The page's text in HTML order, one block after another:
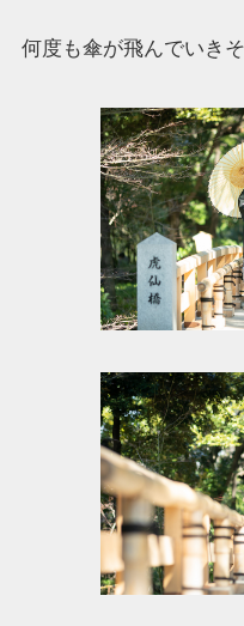
何度も傘が飛んでいき